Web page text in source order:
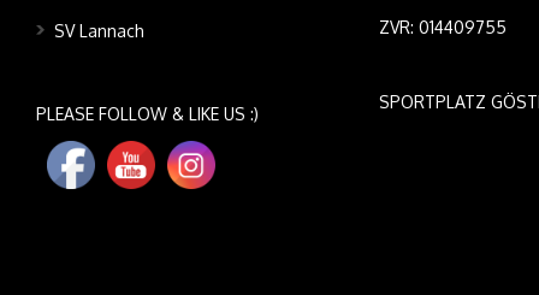
SV Lannach
PLEASE FOLLOW & LIKE US :)
ZVR: 014409755
SPORTPLATZ